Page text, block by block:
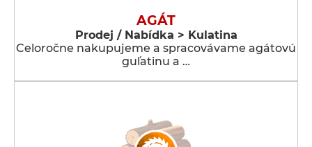
AGÁT
Prodej / Nabídka > Kulatina
Celoročne nakupujeme a spracovávame agátovú
guľatinu a …